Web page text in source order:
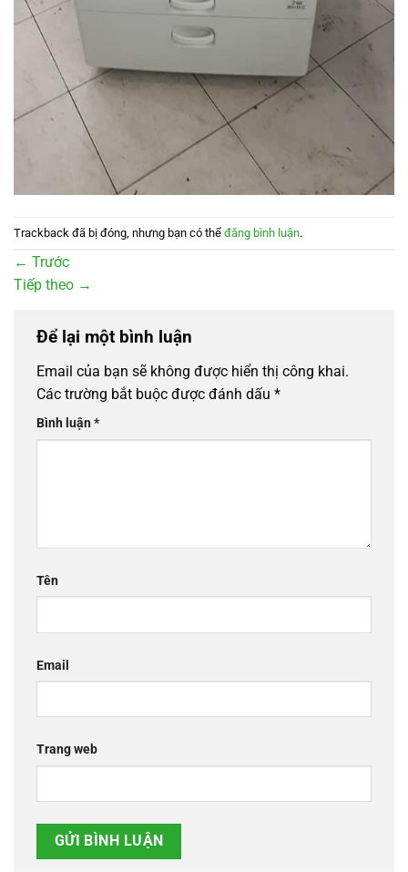
Trackback đã bị đóng, nhưng bạn có thể đăng bình luận.
← Trước
Tiếp theo →
Để lại một bình luận
Email của bạn sẽ không được hiển thị công khai.
Các trường bắt buộc được đánh dấu *
Bình luận*
Tên
Email
Trang web